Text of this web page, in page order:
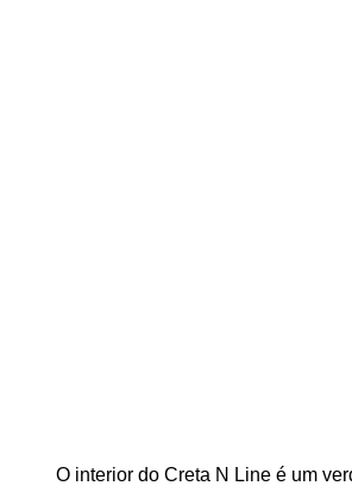
O interior do Creta N Line é um